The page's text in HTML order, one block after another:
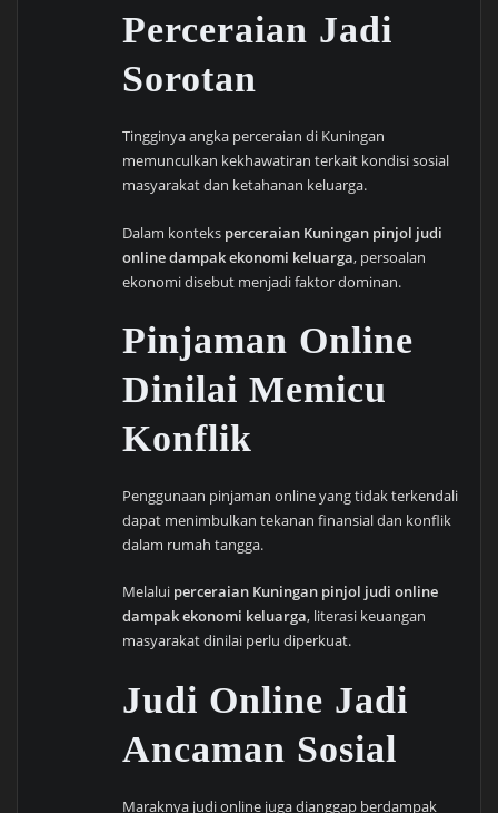
Perceraian Jadi
Sorotan
Tingginya angka perceraian di Kuningan
memunculkan kekhawatiran terkait kondisi sosial
masyarakat dan ketahanan keluarga.
Dalam konteks perceraian Kuningan pinjol judi
online dampak ekonomi keluarga, persoalan
ekonomi disebut menjadi faktor dominan.
Pinjaman Online
Dinilai Memicu
Konflik
Penggunaan pinjaman online yang tidak terkendali
dapat menimbulkan tekanan finansial dan konflik
dalam rumah tangga.
Melalui perceraian Kuningan pinjol judi online
dampak ekonomi keluarga, literasi keuangan
masyarakat dinilai perlu diperkuat.
Judi Online Jadi
Ancaman Sosial
Maraknya judi online juga dianggap berdampak